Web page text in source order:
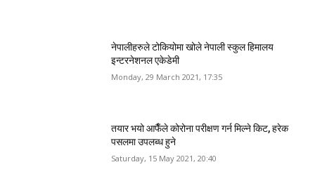
नेपालीहरुले टोकियोमा खोले नेपाली स्कुल हिमालय
इन्टरनेशनल एकेडेमी
Monday, 29 March 2021, 17:35
तयार भयो आफैँले कोरोना परीक्षण गर्न मिल्ने किट, हरेक
पसलमा उपलब्ध हुने
Saturday, 15 May 2021, 20:40